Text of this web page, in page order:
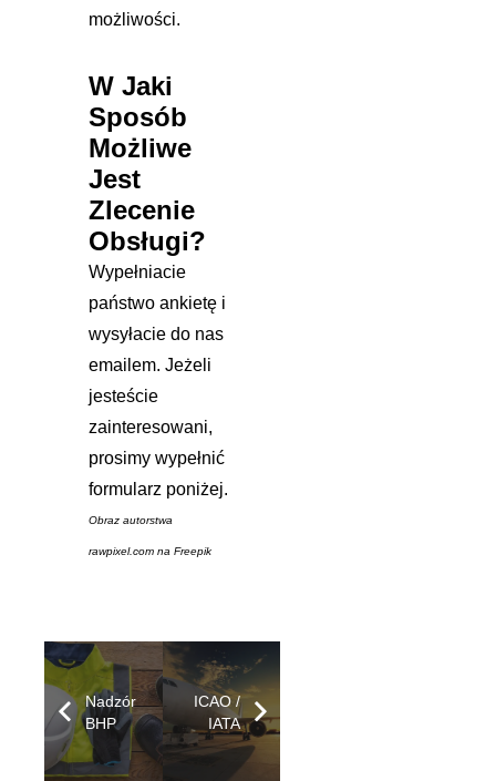
możliwości.
W Jaki
Sposób
Możliwe
Jest
Zlecenie
Obsługi?
Wypełniacie
państwo ankietę i
wysyłacie do nas
emailem. Jeżeli
jesteście
zainteresowani,
prosimy wypełnić
formularz poniżej.
Obraz autorstwa
rawpixel.com na Freepik
Nadzór
BHP
ICAO /
IATA